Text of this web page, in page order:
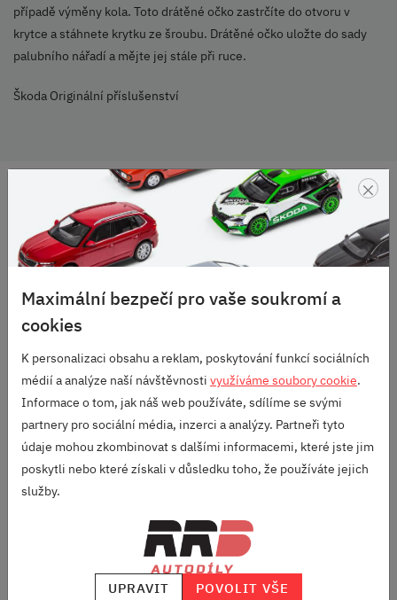
případě výměny kola. Toto drátěné očko zastrčíte do otvoru v
krytce a stáhnete krytku ze šroubu. Drátěné očko uložte do sady
palubního nářadí a mějte jej stále při ruce.
Škoda Originální příslušenství
DOPRAVA ZDARMA
OD 2500 KČ
VELKÝ VÝBĚR
ZNAČEK
RODINNÁ FIRMA
S DLOUHOU TRADICÍ
SKVĚLÉ HODNOCENÍ
HEUREKA.CZ/ZBOZI.CZ
Odebírej náš newsletter
a vždycky budeš vědět, jaký ALU kola máme v akci, co najdeš
novýho v nabídce a do mailu ti přiletí nějaký počteníčko z našeho
×
Maximální bezpečí pro vaše soukromí a
cookies
K personalizaci obsahu a reklam, poskytování funkcí sociálních
médií a analýze naší návštěvnosti využíváme soubory cookie.
Informace o tom, jak náš web používáte, sdílíme se svými
partnery pro sociální média, inzerci a analýzy. Partneři tyto
údaje mohou zkombinovat s dalšími informacemi, které jste jim
poskytli nebo které získali v důsledku toho, že používáte jejich
služby.
UPRAVIT POVOLIT VŠE